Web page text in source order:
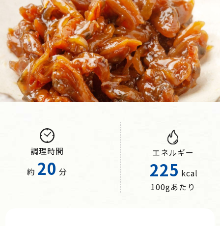
調理時間
約 20 分
エネルギー
225 kcal
100gあたり